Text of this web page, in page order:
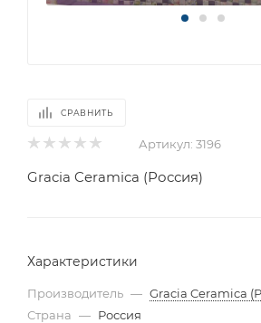
СРАВНИТЬ
Артикул: 3196
Gracia Ceramica (Россия)
Характеристики
Производитель — Gracia Ceramica
Страна — Россия